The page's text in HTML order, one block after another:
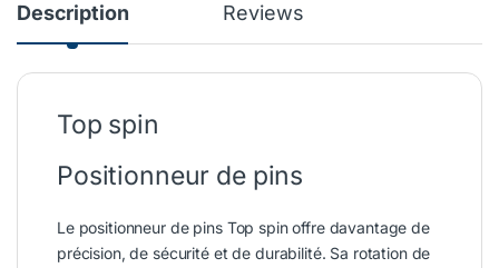
Description Reviews
Top spin
Positionneur de pins
Le positionneur de pins Top spin offre davantage de
précision, de sécurité et de durabilité. Sa rotation de